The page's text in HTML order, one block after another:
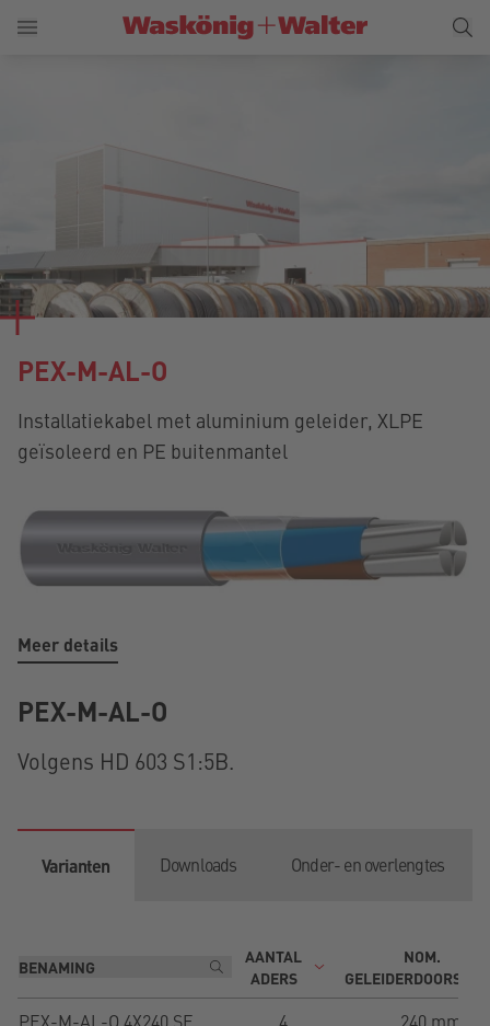
PEX-M-AL-O
Installatiekabel met aluminium geleider, XLPE
geïsoleerd en PE buitenmantel
Meer details
PEX-M-AL-O
Volgens HD 603 S1:5B.
Varianten Downloads Onder- en overlengtes
AANTAL
ADERS
NOM.
PEX-M-AL-O 4X240 SE 4 240 mm²